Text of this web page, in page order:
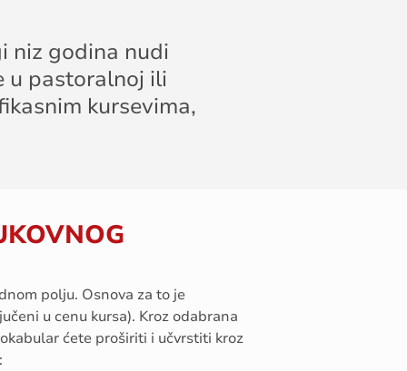
niz godina nudi
u pastoralnoj ili
kursevima,
polju. Osnova za to je
u cenu kursa). Kroz odabrana
ćete proširiti i učvrstiti kroz
: